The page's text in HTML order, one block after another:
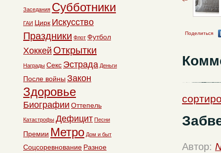
Поделиться
Автор:
Заседания Субботники
ГАИ Цирк Искусство
Праздники Флот Футбол
Хоккей Открытки
Награды Секс Эстрада Деньги
После войны Закон
Здоровье
Биографии Оттепель
Катастрофы Дефицит Песни
Премии Метро Дом и быт
Соцсоревнование Разное